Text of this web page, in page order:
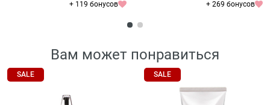
+ 119 бонусов + 269 бонусов
Вам может понравиться
SALE SALE